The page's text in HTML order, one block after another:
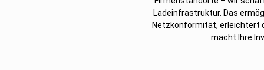
Ladeinfrastruktur. Das
Netzkonformität, erleichtert
macht Ihre